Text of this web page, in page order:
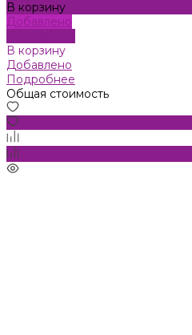
В корзину
Добавлено
В корзину
Добавлено
Подробнее
Общая стоимость